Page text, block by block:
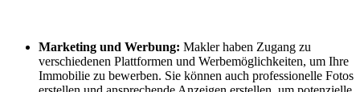
Marketing und Werbung: Makler haben Zugang zu
verschiedenen Plattformen und Werbemöglichkeiten, um Ihre
Immobilie zu bewerben. Sie können auch professionelle Fotos